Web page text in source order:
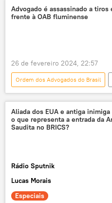
Constituição Federal
André Mendonça
soberania
mineração
agronegócio
segurança
desenvolvimento
recursos naturais
povos
Advogado é assassinado a tiros
frente à OAB fluminense
26 de fevereiro 2024, 22:57
Ordem dos Advogados do Brasil
Rogério Marinho
Rio de
Polícia Militar
OAB
Luciano Bandeira
Brasil
Aliada dos EUA e antiga inimiga
o que representa a entrada da
Saudita no BRICS?
Rádio Sputnik
Lucas Morais
Especiais